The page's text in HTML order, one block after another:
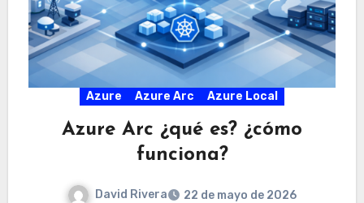
Azure Azure Arc Azure Local
Azure Arc ¿qué es? ¿cómo
funciona?
David Rivera
22 de mayo de 2026